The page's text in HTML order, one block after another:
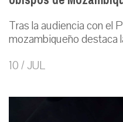
Tras la audiencia con el
mozambiqueño destaca
10 / JUL